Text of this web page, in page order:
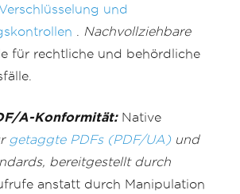
Verschlüsselung und
Nachvollziehbare
für rechtliche und behördliche
A-Konformität:Native
getaggte PDFs (PDF/UA)und
bereitgestellt durch
anstatt durch Manipulation